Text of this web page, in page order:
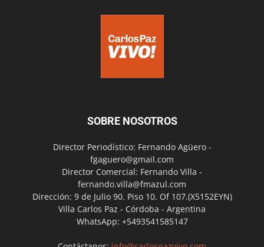
SOBRE NOSOTROS
Director Periodístico: Fernando Agüero -
fgaguero@gmail.com
Director Comercial: Fernando Villa -
fernando.villa@fmazul.com
Dirección: 9 de Julio 90. Piso 10. Of 107.(X5152EYN)
Villa Carlos Paz - Córdoba - Argentina
WhatsApp: +5493541585147